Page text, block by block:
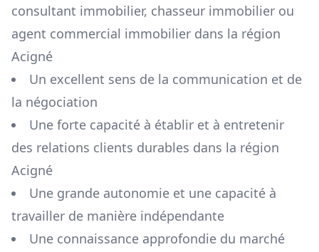
consultant immobilier, chasseur immobilier ou
agent commercial immobilier dans la région
Acigné
Un excellent sens de la communication et de
la négociation
Une forte capacité à établir et à entretenir
des relations clients durables dans la région
Acigné
Une grande autonomie et une capacité à
travailler de manière indépendante
Une connaissance approfondie du marché